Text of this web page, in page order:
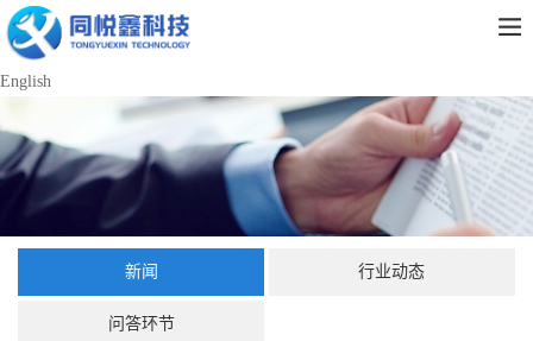
English
新闻 行业动态
问答环节